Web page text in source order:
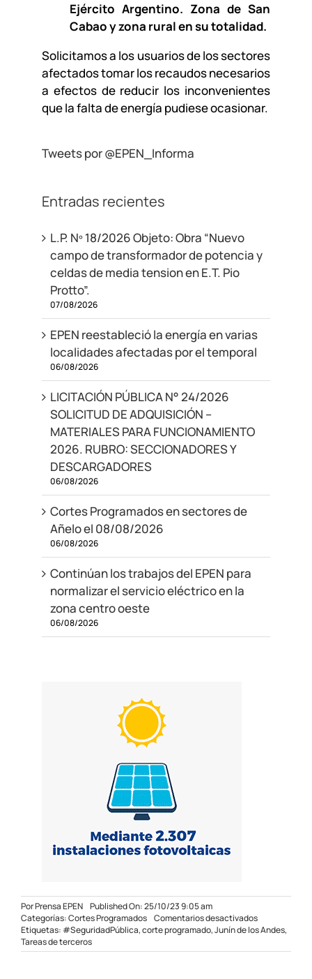
Ejército Argentino. Zona de San
Cabao y zona rural en su totalidad.
Solicitamos a los usuarios de los sectores
afectados tomar los recaudos necesarios
a efectos de reducir los inconvenientes
que la falta de energía pudiese ocasionar.
Tweets por @EPEN_Informa
Entradas recientes
L.P. Nº 18/2026 Objeto: Obra “Nuevo
campo de transformador de potencia y
celdas de media tension en E.T. Pio
Protto”.
07/08/2026
EPEN reestableció la energía en varias
localidades afectadas por el temporal
06/08/2026
LICITACIÓN PÚBLICA N° 24/2026
SOLICITUD DE ADQUISICIÓN –
MATERIALES PARA FUNCIONAMIENTO
2026. RUBRO: SECCIONADORES Y
DESCARGADORES
06/08/2026
Cortes Programados en sectores de
Añelo el 08/08/2026
06/08/2026
Continúan los trabajos del EPEN para
normalizar el servicio eléctrico en la
zona centro oeste
06/08/2026
PorPrensa EPEN Published On: 25/10/23 9:05 am
Categorías:Cortes Programados Comentarios desactivadosen
Corte
en
Etiquetas: #SeguridadPública,corte programado,Junín de los Andes,
Tareas de terceros